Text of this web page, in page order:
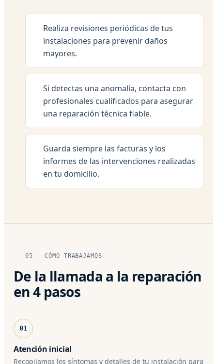
Realiza revisiones periódicas de tus
instalaciones para prevenir daños
mayores.
Si detectas una anomalía, contacta con
profesionales cualificados para asegurar
una reparación técnica fiable.
Guarda siempre las facturas y los
informes de las intervenciones realizadas
en tu domicilio.
05 — CÓMO TRABAJAMOS
De la llamada a la reparación
en 4 pasos
01
Atención inicial
Recopilamos los síntomas y detalles de tu instalación para